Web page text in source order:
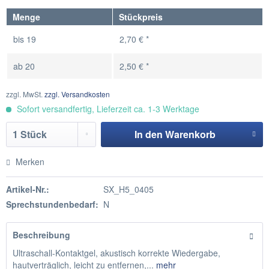
Menge
Stückpreis
bis 19 2,70 € *
ab 20 2,50 € *
zzgl. MwSt. zzgl. Versandkosten
Sofort versandfertig, Lieferzeit ca. 1-3 Werktage
In den Warenkorb
Merken
Artikel-Nr.:
SX_H5_0405
Sprechstundenbedarf: N
Beschreibung
Ultraschall-Kontaktgel, akustisch korrekte Wiedergabe,
hautverträglich, leicht zu entfernen,... mehr